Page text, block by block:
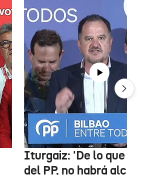
Iturgaiz: 'De lo que
del PP, no habrá alcaldes ni